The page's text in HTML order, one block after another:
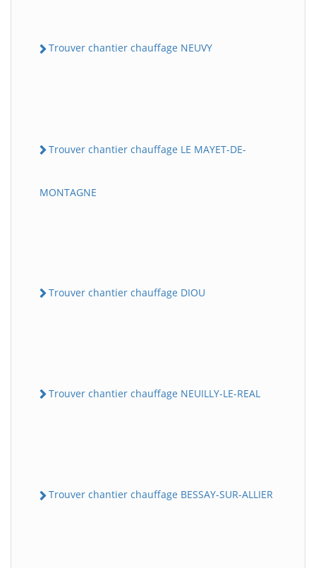
Trouver chantier chauffage NEUVY
Trouver chantier chauffage LE MAYET-DE-
MONTAGNE
Trouver chantier chauffage DIOU
Trouver chantier chauffage NEUILLY-LE-REAL
Trouver chantier chauffage BESSAY-SUR-ALLIER